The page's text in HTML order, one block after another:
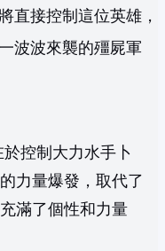
直接控制這位英雄，
波波來襲的殭屍軍
控制大力水手卜
力量爆發，取代了
滿了個性和力量